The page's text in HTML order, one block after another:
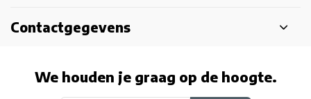
Contactgegevens
We houden je graag op de hoogte.